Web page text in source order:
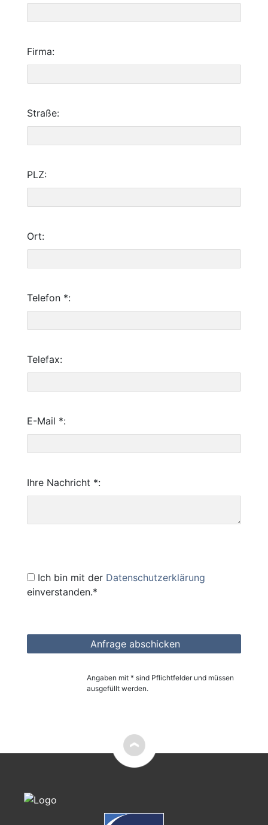
Firma:
Straße:
PLZ:
Ort:
Telefon *:
Telefax:
E-Mail *:
Ihre Nachricht *:
Ich bin mit der Datenschutzerklärung
einverstanden.*
Angaben mit * sind Pflichtfelder und müssen
ausgefüllt werden.